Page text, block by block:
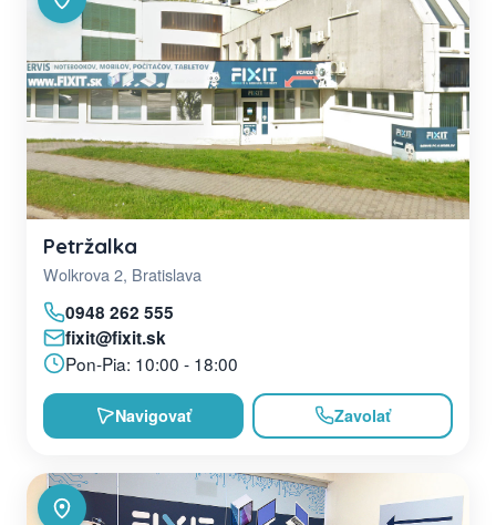
Petržalka
Wolkrova 2, Bratislava
0948 262 555
fixit@fixit.sk
Pon-Pia: 10:00 - 18:00
Navigovať Zavolať